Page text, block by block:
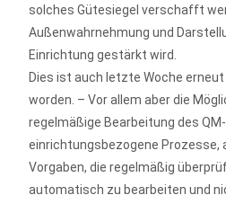
solches Gütesiegel verschafft
Außenwahrnehmung und
Einrichtung gestärkt wird.
Dies ist auch letzte Woche
worden. – Vor allem aber die
regelmäßige Bearbeitung des
einrichtungsbezogene Prozesse,
Vorgaben, die regelmäßig
automatisch zu bearbeiten und